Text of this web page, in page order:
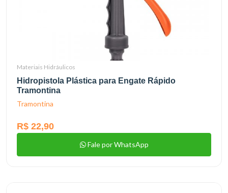
Materiais Hidráulicos
Hidropistola Plástica para Engate Rápido
Tramontina
Tramontina
R$ 22,90
Fale por WhatsApp